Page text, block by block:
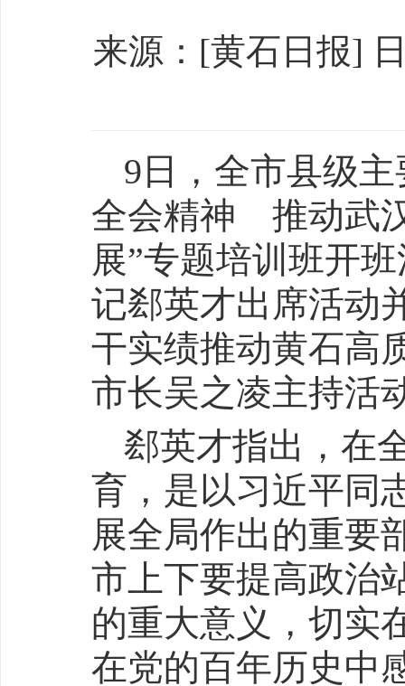
来源：[黄石日报]
9日，全市县级
全会精神 推动武
展”专题培训班开
记郄英才出席活动
干实绩推动黄石高
市长吴之凌主持活
郄英才指出，在
育，是以习近平同
展全局作出的重要
市上下要提高政治
的重大意义，切实
在党的百年历史中